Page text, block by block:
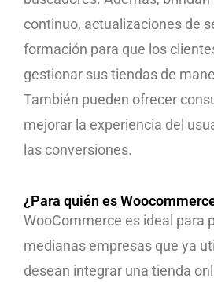
continuo, actualizaciones de
formación para que los
gestionar sus tiendas de
También pueden ofrecer
mejorar la experiencia del
las conversiones.
¿Para quién es
WooCommerce es ideal para
medianas empresas que ya
desean integrar una tienda